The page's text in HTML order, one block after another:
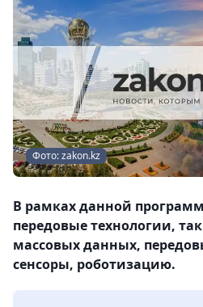
Фото: zakon.kz
В рамках данной
передовые технологии,
массовых данных,
сенсоры, роботизацию.